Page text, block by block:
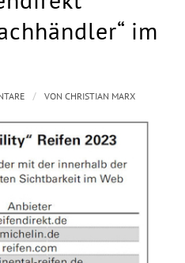
im
/ VONCHRISTIAN MARX